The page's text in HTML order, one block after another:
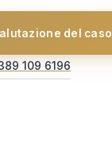
del caso
109 6196